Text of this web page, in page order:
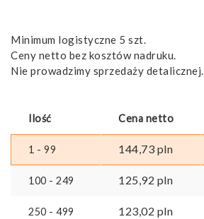
Minimum logistyczne 5 szt.
Ceny netto bez kosztów nadruku.
Nie prowadzimy sprzedaży detalicznej.
Ilość Cena netto
1 - 99 144,73 pln
100 - 249 125,92 pln
250 - 499 123,02 pln